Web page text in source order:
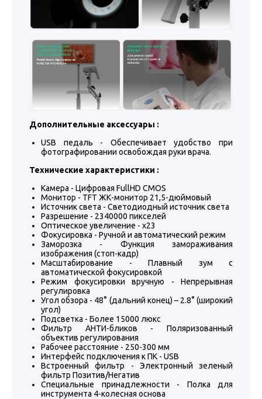
Дополнительные аксессуары :
USB педаль - Обеспечивает удобство при
фотографировании освобождая руки врача.
Технические характеристики :
Камера - Цифровая FullHD CMOS
Монитор - TFT ЖК-монитор 21,5-дюймовый
Источник света - Светодиодный источник света
Разрешение - 2340000 пикселей
Оптическое увеличение - x23
Фокусировка - Ручной и автоматический режим
Заморозка - Функция замораживания
изображения (стоп-кадр)
Масштабирование - Плавный зум с
автоматической фокусировкой
Режим фокусировки вручную - Непрерывная
регулировка
Угол обзора - 48° (дальний конец) – 2.8° (широкий
угол)
Подсветка - Более 15000 люкс
Фильтр АНТИ-бликов - Поляризованный
объектив регулирования
Рабочее расстояние - 250-300 мм
Интерфейс подключения к ПК - USB
Встроенный фильтр - Электронный зеленый
фильтр Позитив/Негатив
Специальные принадлежности - Полка для
инструмента 4-колесная основа